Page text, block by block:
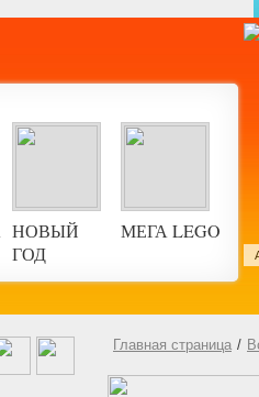
НОВЫЙ
ГОД
МЕГА LEGO
Главная страница /